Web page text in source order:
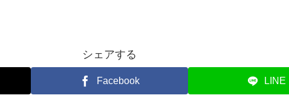
シェアする
Facebook LINE